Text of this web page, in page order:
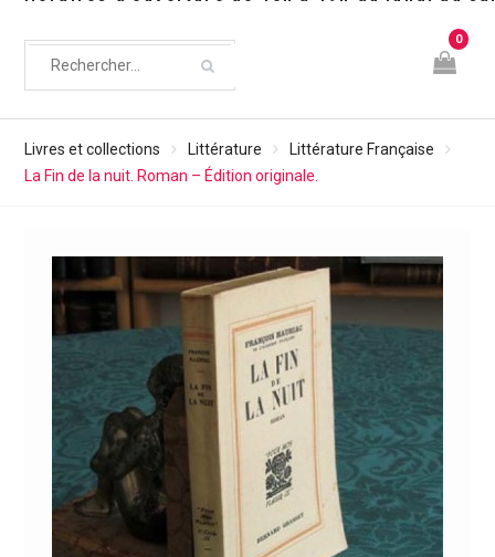
0
Livres et collections Littérature
Littérature Française
La Fin de la nuit. Roman – Édition originale.